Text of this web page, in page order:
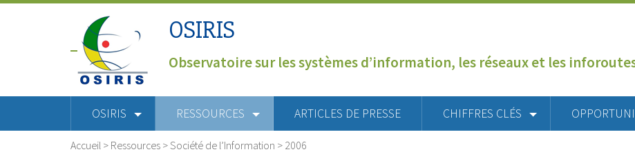
OSIRIS
Observatoire sur les systèmes d’information, les réseaux et les
OSIRIS RESSOURCES ARTICLES DE PRESSE CHIFFRES CLÉS
Accueil > Ressources >Société de l’Information > 2006